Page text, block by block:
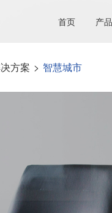
首页 产
方案 > 智慧城市